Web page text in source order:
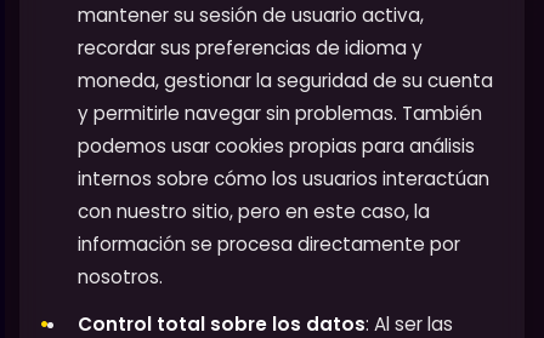
mantener su sesión de usuario activa,
recordar sus preferencias de idioma y
moneda, gestionar la seguridad de su cuenta
y permitirle navegar sin problemas. También
podemos usar cookies propias para análisis
internos sobre cómo los usuarios interactúan
con nuestro sitio, pero en este caso, la
información se procesa directamente por
nosotros.
Control total sobre los datos: Al ser las